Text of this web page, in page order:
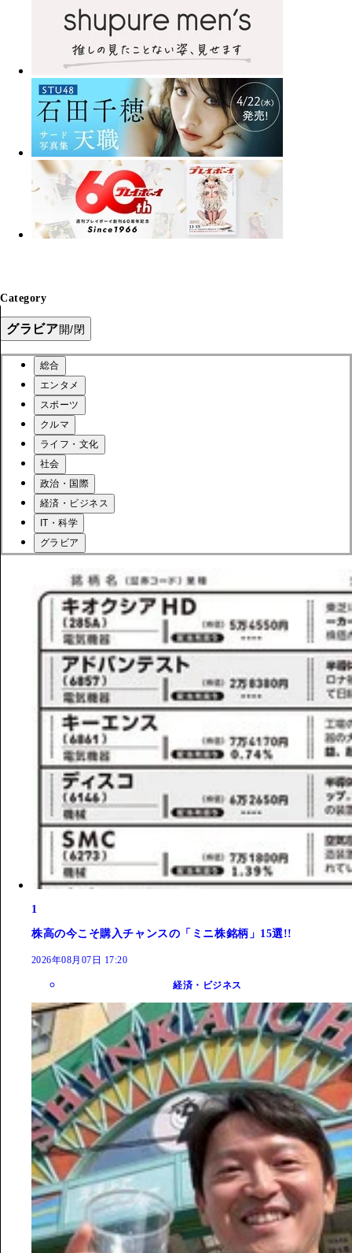
Category
グラビア開/閉
総合
エンタメ
スポーツ
クルマ
ライフ・文化
社会
政治・国際
経済・ビジネス
IT・科学
グラビア
1
株高の今こそ購入チャンスの「ミニ株銘柄」15選!!
2026年08月07日 17:20
経済・ビジネス